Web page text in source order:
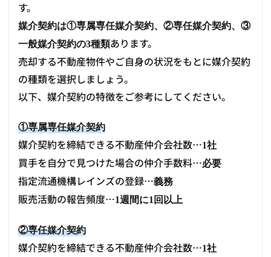
す。
媒介契約は①専属専任媒介契約、②専任媒介契約、③
一般媒介契約の3種類あります。
売却する不動産物件やご自身の状況をもとに媒介契約
の種類を選択しましょう。
以下、媒介契約の特徴をご参考にしてください。
①専属専任媒介契約
媒介契約を締結できる不動産仲介会社数…1社
買手を自分で見つけた場合の仲介手数料…必要
指定流通機構レインズの登録…義務
販売活動の報告頻度…1週間に1回以上
②専任媒介契約
媒介契約を締結できる不動産仲介会社数…1社